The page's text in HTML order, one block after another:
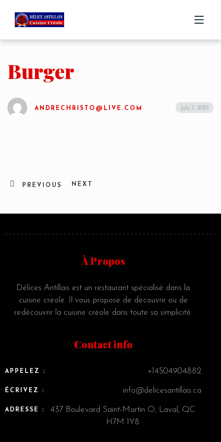
ACCUEIL
COMMANDE
Burger
ANDRECHRISTO@LIVE.COM July 7, 2021
PREVIOUS NEXT
À Propos
Délices Antillais est un restaurant spécialisé dans la
cuisine créole. Il vous propose de découvrir ou de
redécouvrir la cuisine créole dans toute sa simplicité.
Contact info
APPELEZ : +14504904882
ÉCRIVEZ : info@delicesantillais.ca
ADRESSE :
437 Boulevard Saint-Martin O, Laval, QC
H7M 1Y8
Table Reservation